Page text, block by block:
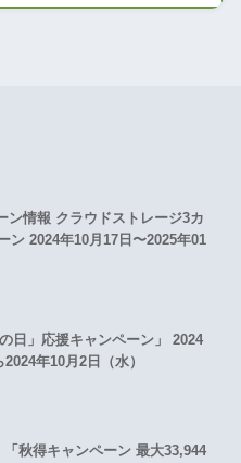
情報 クラウドストレージ3カ
ン 2024年10月17日〜2025年01
日」応援キャンペーン」 2024
年10月2日（水）
秋得キャンペーン 最大33,944